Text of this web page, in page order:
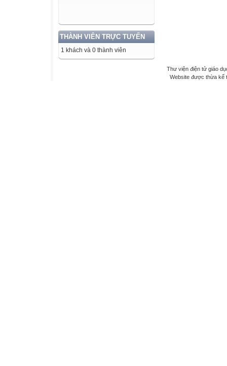
THÀNH VIÊN TRỰC TUYẾN
1 khách và 0 thành viên
Thư viện điện tử giáo
Website được thừa kế